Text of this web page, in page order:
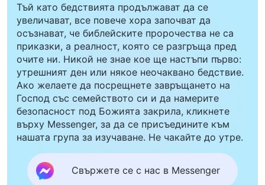
Тъй като бедствията продължават да се
увеличават, все повече хора започват да
осъзнават, че библейските пророчества не са
приказки, а реалност, която се разгръща пред
очите ни. Никой не знае кое ще настъпи първо:
утрешният ден или някое неочаквано бедствие.
Ако желаете да посрещнете завръщането на
Господ със семейството си и да намерите
безопасност под Божията закрила, кликнете
върху Messenger, за да се присъедините към
нашата група за изучаване. Не чакайте до утре.
Свържете се с нас в Messenger